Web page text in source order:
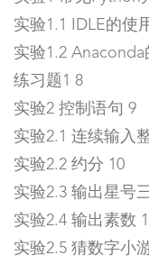
实验1.1 IDLE的使
实验1.2 Anaconda
练习题1 8
实验2 控制语句 9
实验2.1 连续输入
实验2.2 约分 10
实验2.3 输出星号
实验2.4 输出素数
实验2.5 猜数字小